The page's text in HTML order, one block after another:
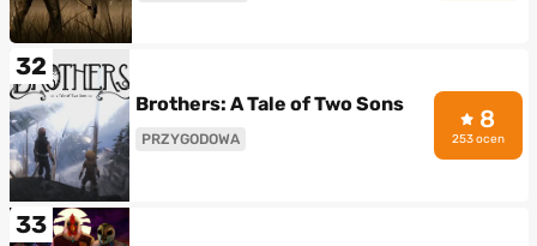
32
Brothers: A Tale of Two Sons
PRZYGODOWA
8
253 ocen
33